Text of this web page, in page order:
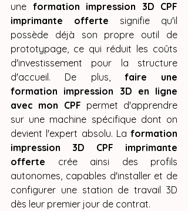
une formation impression 3D CPF
imprimante offerte signifie qu'il
possède déjà son propre outil de
prototypage, ce qui réduit les coûts
d'investissement pour la structure
d'accueil. De plus, faire une
formation impression 3D en ligne
avec mon CPF permet d'apprendre
sur une machine spécifique dont on
devient l'expert absolu. La formation
impression 3D CPF imprimante
offerte crée ainsi des profils
autonomes, capables d'installer et de
configurer une station de travail 3D
dès leur premier jour de contrat.